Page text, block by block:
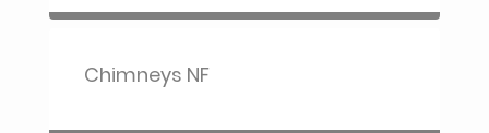
Chimneys NF